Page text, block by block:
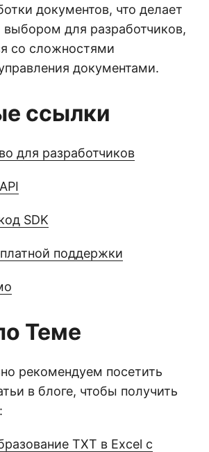
документов, что делает
для разработчиков,
со сложностями
документами.
ссылки
для разработчиков
SDK
поддержки
Теме
рекомендуем посетить
в блоге, чтобы получить
TXT в Excel с